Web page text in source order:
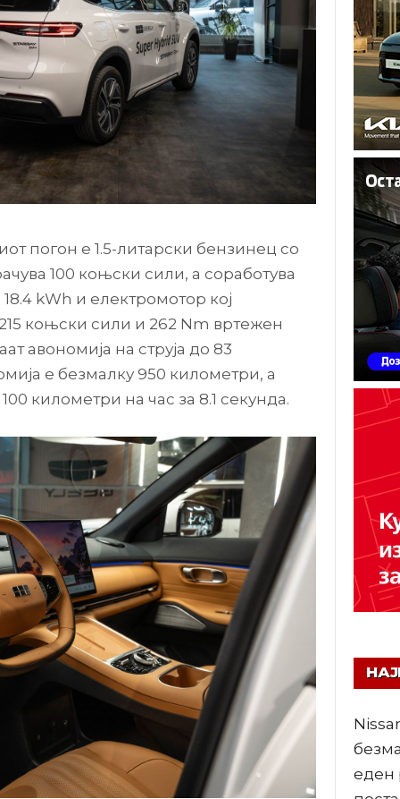
погон е 1.5-литарски бензинец со
100 коњски сили, а соработува
kWh и електромотор кој
коњски сили и 262 Nm вртежен
авономија на струја до 83
е безмалку 950 километри, а
километри на час за 8.1 секунда.
еден